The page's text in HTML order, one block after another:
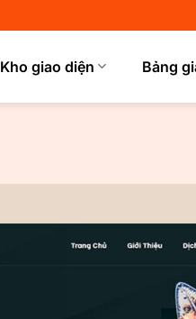
Kho giao diện Bảng